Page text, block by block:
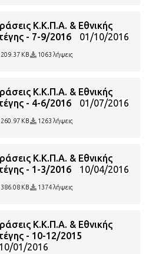
Κ.Κ.Π.Α. & Εθνικής
- 7-9/2016
01/10/2016
209.37 KB 1063 λήψεις
Κ.Κ.Π.Α. & Εθνικής
- 4-6/2016
01/07/2016
260.97 KB 1263 λήψεις
Κ.Κ.Π.Α. & Εθνικής
- 1-3/2016
10/04/2016
386.08 KB 1374 λήψεις
Κ.Κ.Π.Α. & Εθνικής
- 10-12/2015
10/01/2016